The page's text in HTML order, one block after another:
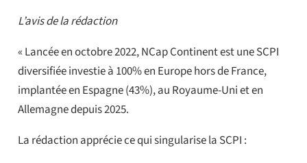
L’avis de la rédaction
« Lancée en octobre 2022, NCap Continent est une SCPI
diversifiée investie à 100% en Europe hors de France,
implantée en Espagne (43%), au Royaume-Uni et en
Allemagne depuis 2025.
La rédaction apprécie ce qui singularise la SCPI :